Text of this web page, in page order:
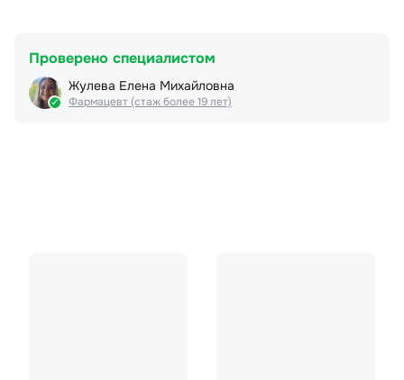
Проверено специалистом
Жулева Елена Михайловна
Фармацевт (стаж более 19 лет)